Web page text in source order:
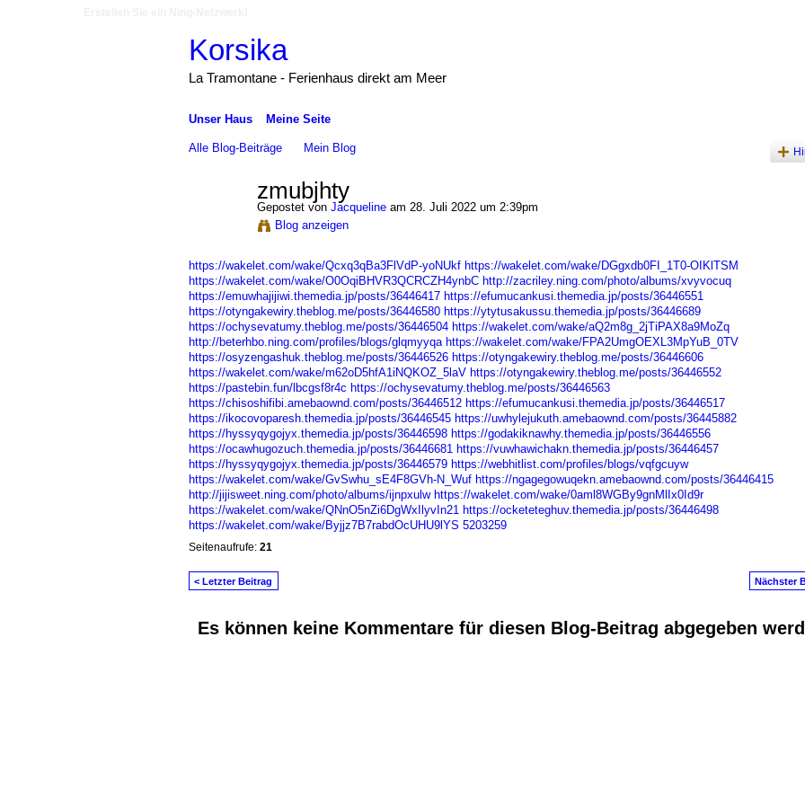
Korsika
La Tramontane - Ferienhaus direkt am Meer
Unser Haus Meine Seite
Alle Blog-Beiträge Mein Blog
zmubjhty
Gepostet von Jacquelineam 28. Juli 2022 um 2:39pm
Blog anzeigen
https://wakelet.com/wake/Qcxq3qBa3FlVdP-yoNUkf https://wakelet.com/wake/DGgxdb0FI_1T0-OIKlTSM
https://wakelet.com/wake/O0OqiBHVR3QCRCZH4ynbC http://zacriley.ning.com/photo/albums/xvyvocuq
https://emuwhajijiwi.themedia.jp/posts/36446417 https://efumucankusi.themedia.jp/posts/36446551
https://otyngakewiry.theblog.me/posts/36446580 https://ytytusakussu.themedia.jp/posts/36446689
https://ochysevatumy.theblog.me/posts/36446504 https://wakelet.com/wake/aQ2m8g_2jTiPAX8a9MoZq
http://beterhbo.ning.com/profiles/blogs/glqmyyqa https://wakelet.com/wake/FPA2UmgOEXL3MpYuB_0TV
https://osyzengashuk.theblog.me/posts/36446526 https://otyngakewiry.theblog.me/posts/36446606
https://wakelet.com/wake/m62oD5hfA1iNQKOZ_5laV https://otyngakewiry.theblog.me/posts/36446552
https://pastebin.fun/lbcgsf8r4c https://ochysevatumy.theblog.me/posts/36446563
https://chisoshifibi.amebaownd.com/posts/36446512 https://efumucankusi.themedia.jp/posts/36446517
https://ikocovoparesh.themedia.jp/posts/36446545 https://uwhylejukuth.amebaownd.com/posts/36445882
https://hyssyqygojyx.themedia.jp/posts/36446598 https://godakiknawhy.themedia.jp/posts/36446556
https://ocawhugozuch.themedia.jp/posts/36446681 https://vuwhawichakn.themedia.jp/posts/36446457
https://hyssyqygojyx.themedia.jp/posts/36446579 https://webhitlist.com/profiles/blogs/vqfgcuyw
https://wakelet.com/wake/GvSwhu_sE4F8GVh-N_Wuf https://ngagegowuqekn.amebaownd.com/posts/36446415
http://jijisweet.ning.com/photo/albums/ijnpxulw https://wakelet.com/wake/0aml8WGBy9gnMlIx0Id9r
https://wakelet.com/wake/QNnO5nZi6DgWxIlyvIn21 https://ocketeteghuv.themedia.jp/posts/36446498
https://wakelet.com/wake/Byjjz7B7rabdOcUHU9lYS 5203259
Seitenaufrufe: 21
< Letzter Beitrag Nächster
Es können keine Kommentare für diesen Blog-Beitrag abgegeben